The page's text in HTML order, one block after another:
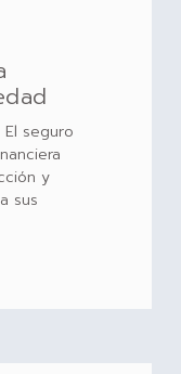
seguro
y
sus